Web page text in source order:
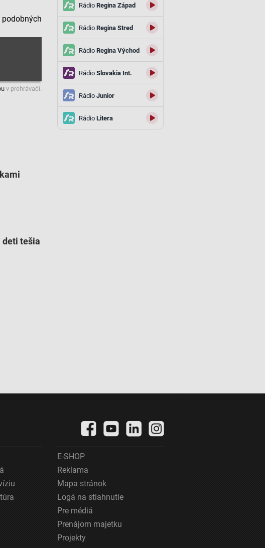
podobných
v prehrávači.
deti tešia
RádioRegina Západ
RádioRegina Stred
RádioRegina Východ
RádioSlovakia Int.
RádioJunior
RádioLitera
E-SHOP
Reklama
Mapa stránok
Logá na stiahnutie
Pre médiá
Prenájom majetku
Projekty